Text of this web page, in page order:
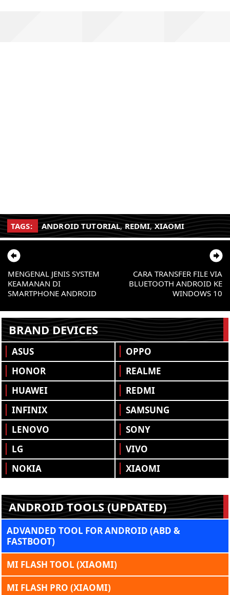
TAGS: ANDROID TUTORIAL, REDMI, XIAOMI
CARA TRANSFER FILE VIA
BLUETOOTH ANDROID KE
WINDOWS 10
MENGENAL JENIS SYSTEM
KEAMANAN DI
SMARTPHONE ANDROID
BRAND DEVICES
ASUS
HONOR
HUAWEI
INFINIX
LENOVO
LG
NOKIA
OPPO
REALME
REDMI
SAMSUNG
SONY
VIVO
XIAOMI
ANDROID TOOLS (UPDATED)
ADVANDED TOOL FOR ANDROID (ABD &
FASTBOOT)
MI FLASH TOOL (XIAOMI)
MI FLASH PRO (XIAOMI)